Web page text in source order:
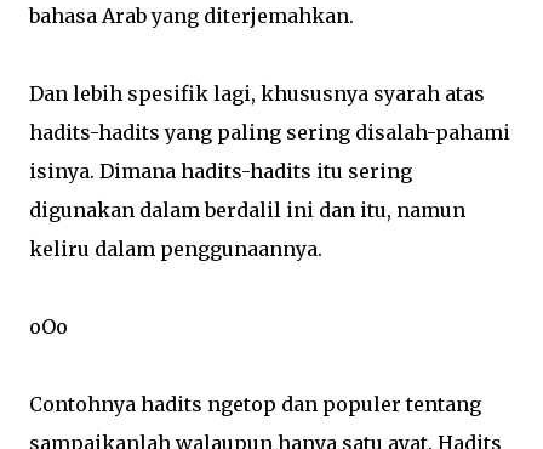
bahasa Arab yang diterjemahkan.
Dan lebih spesifik lagi, khususnya syarah atas
hadits-hadits yang paling sering disalah-pahami
isinya. Dimana hadits-hadits itu sering
digunakan dalam berdalil ini dan itu, namun
keliru dalam penggunaannya.
oOo
Contohnya hadits ngetop dan populer tentang
sampaikanlah walaupun hanya satu ayat. Hadits